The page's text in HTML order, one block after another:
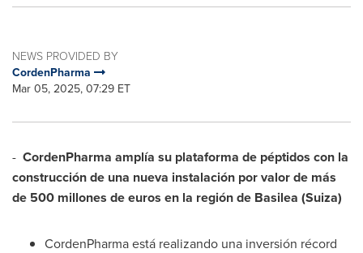
NEWS PROVIDED BY
CordenPharma
Mar 05, 2025, 07:29 ET
- CordenPharma amplía su plataforma de péptidos con la
construcción de una nueva instalación por valor de más
de 500 millones de euros en la región de Basilea (Suiza)
CordenPharma está realizando una inversión récord